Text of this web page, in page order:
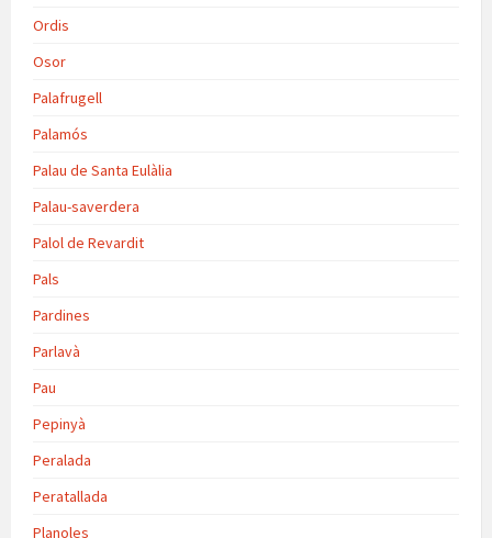
Ordis
Osor
Palafrugell
Palamós
Palau de Santa Eulàlia
Palau-saverdera
Palol de Revardit
Pals
Pardines
Parlavà
Pau
Pepinyà
Peralada
Peratallada
Planoles